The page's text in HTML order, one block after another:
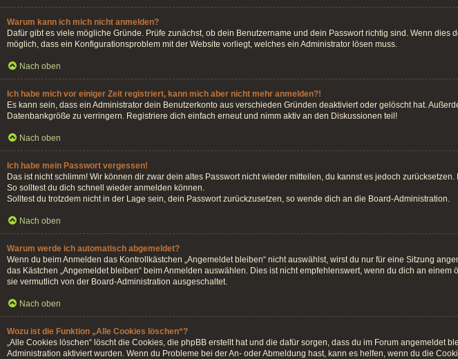
Warum kann ich mich nicht anmelden?
Dafür gibt es viele mögliche Gründe. Prüfe zunächst, ob dein Benutzername und dein Passwort richtig sind. Wenn
möglich, dass ein Konfigurationsproblem mit der Website vorliegt, welches ein Administrator lösen muss.
Nach oben
Ich habe mich vor einiger Zeit registriert, kann mich aber nicht mehr anmelden?!
Es kann sein, dass ein Administrator dein Benutzerkonto aus verschieden Gründen deaktiviert oder gelöscht hat.
Datenbankgröße zu verringern. Registriere dich einfach erneut und nimm aktiv an den Diskussionen teil!
Nach oben
Ich habe mein Passwort vergessen!
Das ist nicht schlimm! Wir können dir zwar dein altes Passwort nicht wieder mitteilen, du kannst es jedoch
So solltest du dich schnell wieder anmelden können.
Solltest du trotzdem nicht in der Lage sein, dein Passwort zurückzusetzen, so wende dich an die Board-Administration.
Nach oben
Warum werde ich automatisch abgemeldet?
Wenn du beim Anmelden das Kontrollkästchen „Angemeldet bleiben“ nicht auswählst, wirst du nur für eine Sitzung
das Kästchen „Angemeldet bleiben“ beim Anmelden auswählen. Dies ist nicht empfehlenswert, wenn du dich an
sie vermutlich von der Board-Administration ausgeschaltet.
Nach oben
Wozu ist die Funktion „Alle Cookies löschen“?
„Alle Cookies löschen“ löscht die Cookies, die phpBB erstellt hat und die dafür sorgen, dass du im Forum
Administration aktiviert wurden. Wenn du Probleme bei der An- oder Abmeldung hast, kann es helfen, wenn du die